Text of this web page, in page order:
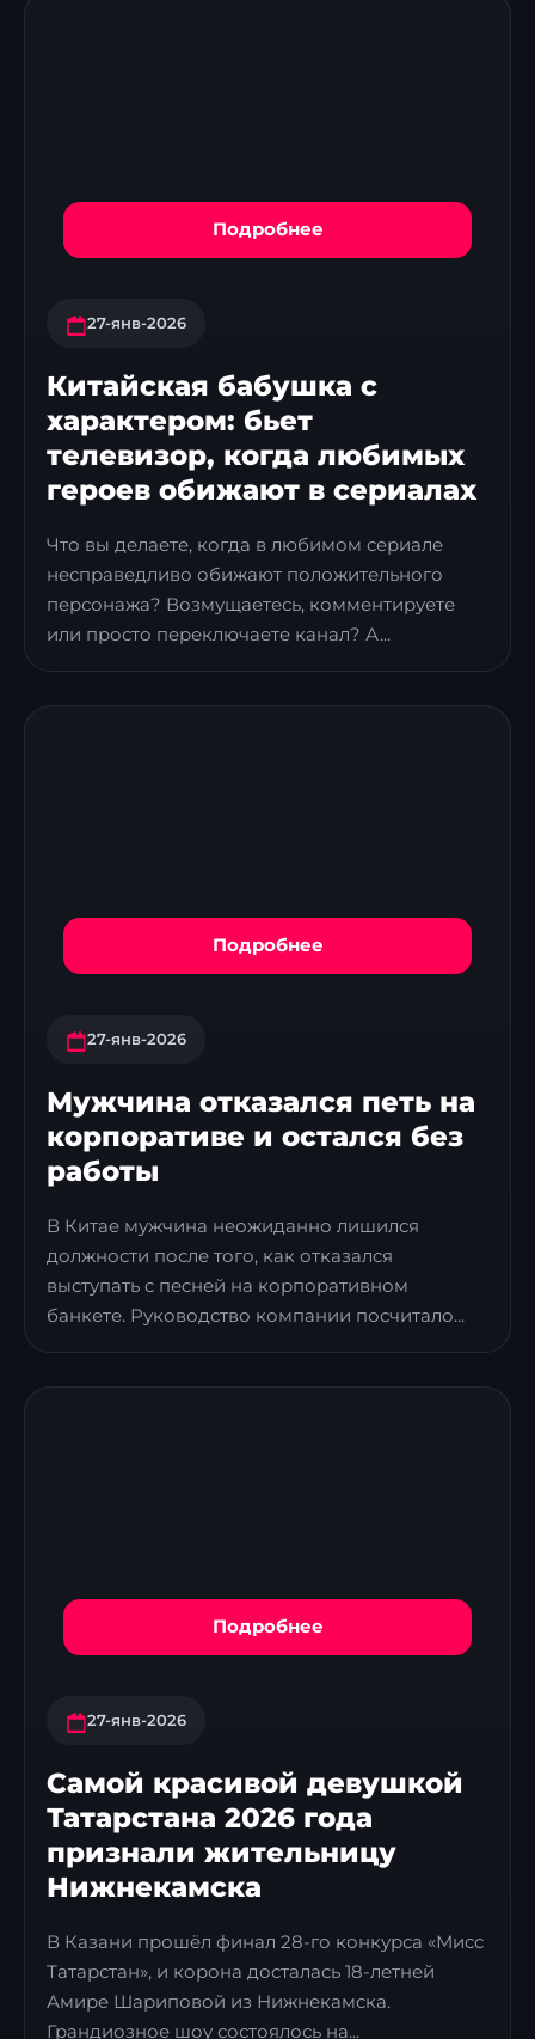
Подробнее
27-янв-2026
Китайская бабушка с
характером: бьет
телевизор, когда любимых
героев обижают в сериалах
Что вы делаете, когда в любимом сериале
несправедливо обижают положительного
персонажа? Возмущаетесь, комментируете
или просто переключаете канал? А...
Подробнее
27-янв-2026
Мужчина отказался петь на
корпоративе и остался без
работы
В Китае мужчина неожиданно лишился
должности после того, как отказался
выступать с песней на корпоративном
банкете. Руководство компании посчитало...
Подробнее
27-янв-2026
Самой красивой девушкой
Татарстана 2026 года
признали жительницу
Нижнекамска
В Казани прошёл финал 28-го конкурса «Мисс
Татарстан», и корона досталась 18-летней
Амире Шариповой из Нижнекамска.
Грандиозное шоу состоялось на...